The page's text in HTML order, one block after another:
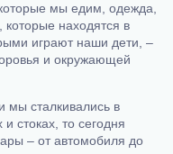
мы едим, одежда,
находятся в
играют наши дети, –
и окружающей
сталкивались в
стоках, то сегодня
– от автомобиля до